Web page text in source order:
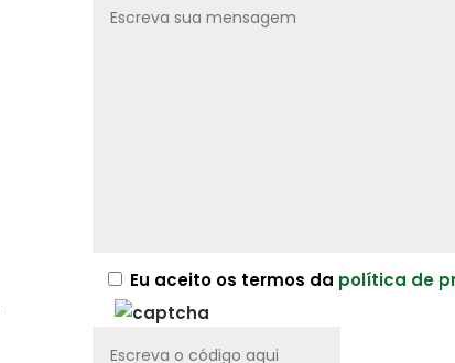
Eu aceito os termos da política de